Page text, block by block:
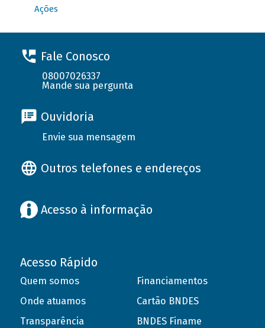
Ações
Fale Conosco
08007026337
Mande sua pergunta
Ouvidoria
Envie sua mensagem
Outros telefones e endereços
Acesso à informação
Acesso Rápido
Quem somos
Onde atuamos
Transparência
Financiamentos
Cartão BNDES
BNDES Finame